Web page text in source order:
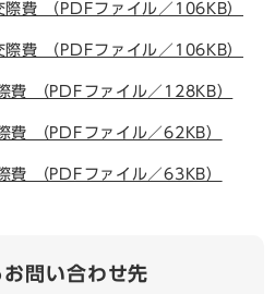
費 （PDFファイル／106KB）
費 （PDFファイル／106KB）
費 （PDFファイル／128KB）
費 （PDFファイル／62KB）
費 （PDFファイル／63KB）
問い合わせ先